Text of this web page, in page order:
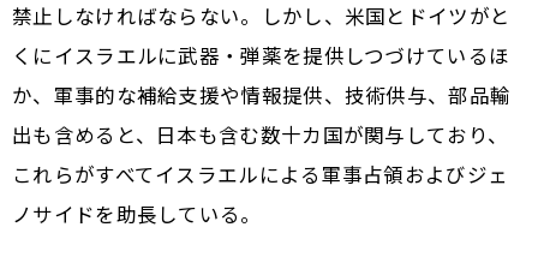
禁止しなければならない。しかし、米国とドイツがと
くにイスラエルに武器・弾薬を提供しつづけているほ
か、軍事的な補給支援や情報提供、技術供与、部品輸
出も含めると、日本も含む数十カ国が関与しており、
これらがすべてイスラエルによる軍事占領およびジェ
ノサイドを助長している。